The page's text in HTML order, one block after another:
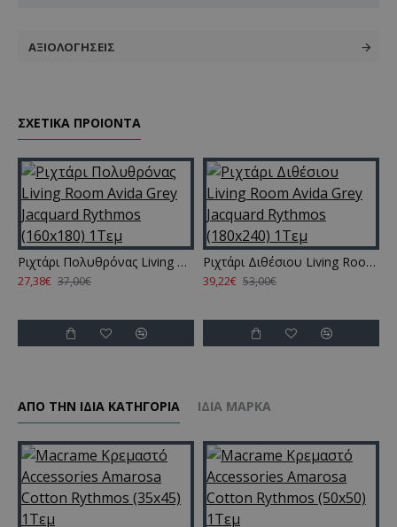
ΑΞΙΟΛΟΓΉΣΕΙΣ
ΣΧΕΤΙΚΑ ΠΡΟΙΟΝΤΑ
Ριχτάρι Πολυθρόνας Living Room Avida Grey Jacquard Rythmos (160x180) 1Τεμ
27,38€ 37,00€
Ριχτάρι Διθέσιου Living Room Avida Grey Jacquard Rythmos (180x240) 1Τεμ
39,22€ 53,00€
ΑΠΌ ΤΗΝ ΊΔΙΑ ΚΑΤΗΓΌΡΙΑ ΊΔΙΑ ΜΆΡΚΑ